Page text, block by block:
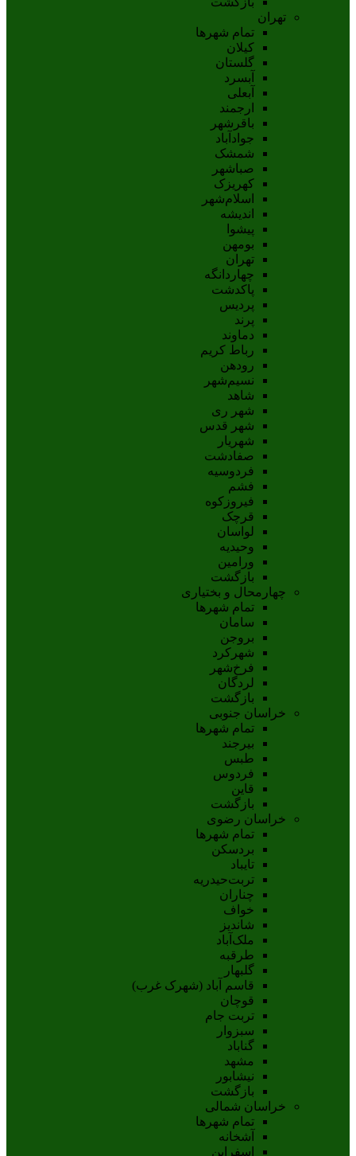
تهران
تمام شهر‌ها
کیلان
گلستان
آبسرد
آبعلی
ارجمند
باقرشهر
جوادآباد
شمشک
صباشهر
کهریزک
اسلام‌شهر
اندیشه
پيشوا
بومهن
تهران
چهاردانگه
پاکدشت
پردیس
پرند
دماوند
رباط کریم
رودهن
نسيم‌شهر
شاهد
شهر ری
شهر قدس
شهریار
صفادشت
فردوسیه
فشم
فیروزکوه
قرچک
لواسان
وحیدیه
ورامین
بازگشت
چهارمحال و بختیاری
تمام شهر‌ها
سامان
بروجن
شهرکرد
فرخ‌شهر
لردگان
بازگشت
خراسان جنوبی
تمام شهر‌ها
بيرجند
طبس
فردوس
قاين
بازگشت
خراسان رضوی
تمام شهر‌ها
بردسکن
تایباد
تربت‌حیدریه
چناران
خواف
شاندیز
ملک‌آباد
طرقبه
گلبهار
قاسم آباد (شهرک غرب)
قوچان
تربت جام
سبزوار
گناباد
مشهد
نيشابور
بازگشت
خراسان شمالی
تمام شهر‌ها
آشخانه
اسفراين